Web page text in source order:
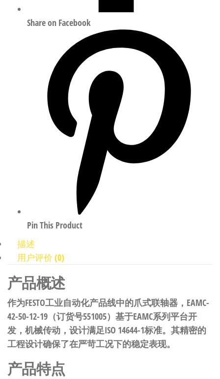
Share on Facebook
Pin This Product
描述
用户评价 (0)
产品概述
作为FESTO工业自动化产品线中的爪式联轴器，EAMC-
42-50-12-19（订货号551005）基于EAMC系列平台开
发，机械传动，设计满足ISO 14644-1标准。其精密的
工程设计确保了在严苛工况下的稳定表现。
产品特点